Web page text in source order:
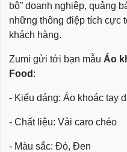
bộ” doanh nghiệp, quảng
những thông điệp tích cực
khách hàng.
Zumi gửi tới bạn mẫu Áo
Food :
- Kiểu dáng: Áo khoác tay
- Chất liệu: Vải caro chéo
- Màu sắc: Đỏ, Đen